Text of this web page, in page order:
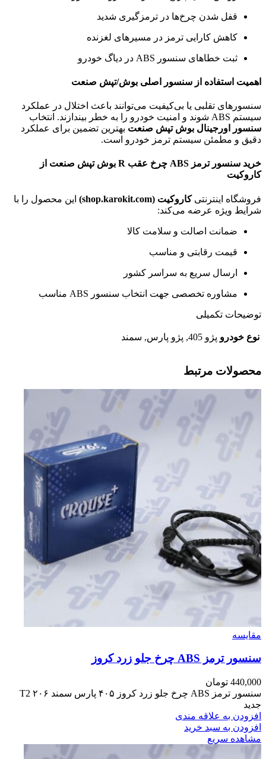
قفل شدن چرخ‌ها در ترمزگیری شدید
کاهش کارایی ترمز در مسیرهای لغزنده
ثبت خطاهای سنسور ABS در دیاگ خودرو
اهمیت استفاده از سنسور اصلی بوش/تپش صنعت
سنسورهای تقلبی یا بی‌کیفیت می‌توانند باعث اختلال در عملکرد
سیستم ABS شوند و امنیت خودرو را به خطر بیندازند. انتخاب
سنسور اورجینال بوش تپش صنعت بهترین تضمین برای عملکرد
دقیق و مطمئن سیستم ترمز خودرو است.
خرید سنسور ترمز ABS چرخ عقب R بوش تپش صنعت از
کاروکیت
فروشگاه اینترنتیکاروکیت (shop.karokit.com)
این محصول را با
شرایط ویژه عرضه می‌کند:
ضمانت اصالت و سلامت کالا
قیمت رقابتی و مناسب
ارسال سریع به سراسر کشور
مشاوره تخصصی جهت انتخاب سنسور ABS مناسب
توضیحات تکمیلی
نوع خودرو پژو 405, پژو پارس, سمند
محصولات مرتبط
مقایسه
سنسور ترمز ABS چرخ جلو زرد کروز
440,000 تومان
سنسور ترمز ABS چرخ جلو زرد کروز ۴۰۵ پارس سمند ۲۰۶ T2
جدید
افزودن به علاقه مندی
افزودن به سبد خرید
مشاهده سریع